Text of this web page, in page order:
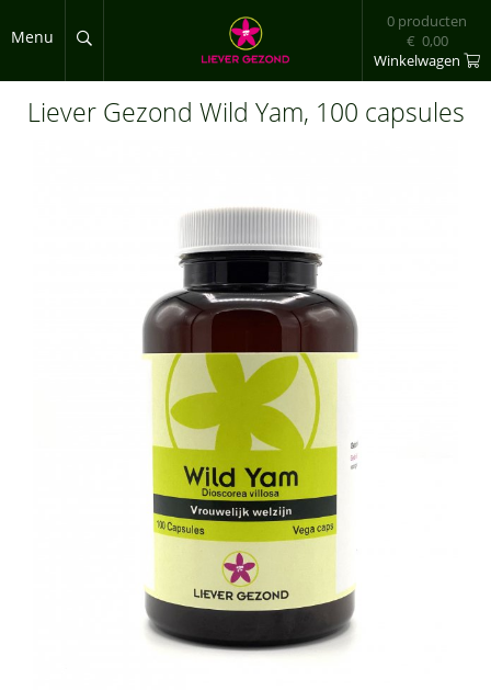
Menu
0 producten
€ 0,00
Winkelwagen
Liever Gezond Wild Yam, 100 capsules